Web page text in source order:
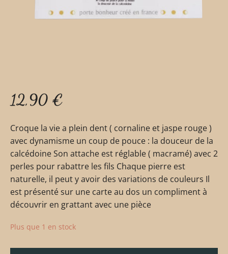
12,90 €
Croque la vie a plein dent ( cornaline et jaspe rouge )
avec dynamisme un coup de pouce : la douceur de la
calcédoine Son attache est réglable ( macramé) avec 2
perles pour rabattre les fils Chaque pierre est
naturelle, il peut y avoir des variations de couleurs Il
est présenté sur une carte au dos un compliment à
découvrir en grattant avec une pièce
Plus que 1 en stock